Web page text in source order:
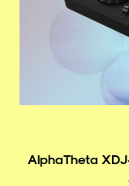
AlphaTheta